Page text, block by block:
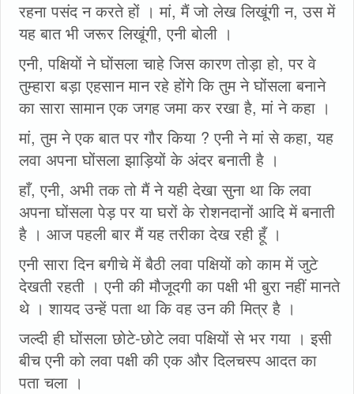
रहना पसंद न करते हों । मां, मैं जो लेख लिखूंगी न, उस में
यह बात भी जरूर लिखूंगी, एनी बोली ।
एनी, पक्षियों ने घोंसला चाहे जिस कारण तोड़ा हो, पर वे
तुम्हारा बड़ा एहसान मान रहे होंगे कि तुम ने घोंसला बनाने
का सारा सामान एक जगह जमा कर रखा है, मां ने कहा ।
मां, तुम ने एक बात पर गौर किया ? एनी ने मां से कहा, यह
लवा अपना घोंसला झाड़ियों के अंदर बनाती है ।
हाँ, एनी, अभी तक तो मैं ने यही देखा सुना था कि लवा
अपना घोंसला पेड़ पर या घरों के रोशनदानों आदि में बनाती
है । आज पहली बार मैं यह तरीका देख रही हूँ ।
एनी सारा दिन बगीचे में बैठी लवा पक्षियों को काम में जुटे
देखती रहती । एनी की मौजूदगी का पक्षी भी बुरा नहीं मानते
थे । शायद उन्हें पता था कि वह उन की मित्र है ।
जल्दी ही घोंसला छोटे-छोटे लवा पक्षियों से भर गया । इसी
बीच एनी को लवा पक्षी की एक और दिलचस्प आदत का
पता चला ।